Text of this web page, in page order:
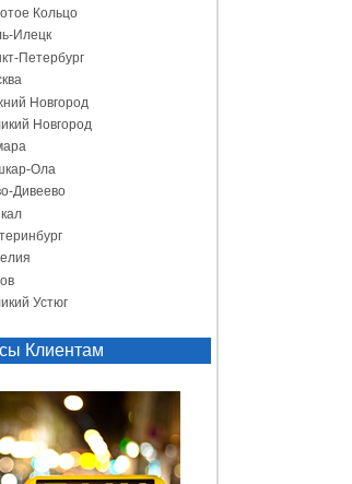
Кольцо
Илецк
Петербург
Новгород
Новгород
Ола
Дивеево
Устюг
Клиентам